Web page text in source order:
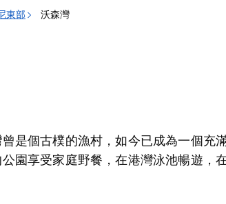
東部 沃森灣
是個古樸的漁村，如今已成為一個充
園享受家庭野餐，在港灣泳池暢遊，